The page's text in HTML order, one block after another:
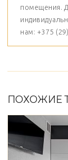
помещения.
нам: +375
ПОХОЖИЕ